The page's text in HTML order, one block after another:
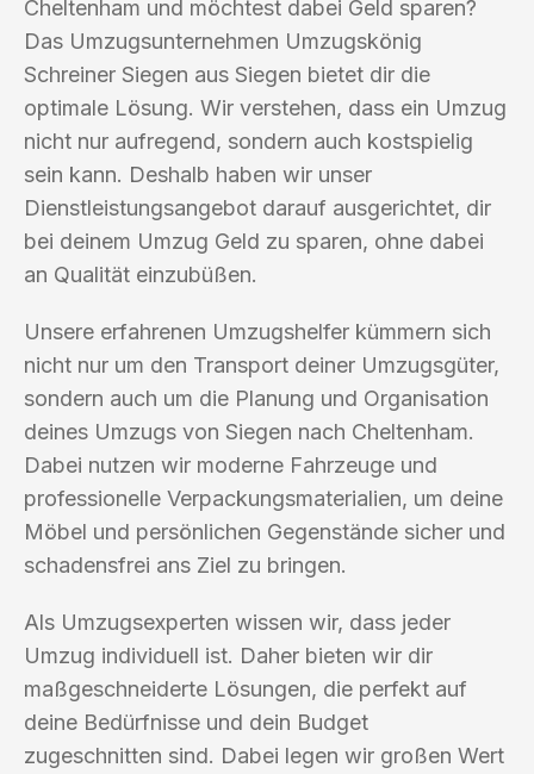
Cheltenham und möchtest dabei Geld sparen?
Das Umzugsunternehmen Umzugskönig
Schreiner Siegen aus Siegen bietet dir die
optimale Lösung. Wir verstehen, dass ein Umzug
nicht nur aufregend, sondern auch kostspielig
sein kann. Deshalb haben wir unser
Dienstleistungsangebot darauf ausgerichtet, dir
bei deinem Umzug Geld zu sparen, ohne dabei
an Qualität einzubüßen.
Unsere erfahrenen Umzugshelfer kümmern sich
nicht nur um den Transport deiner Umzugsgüter,
sondern auch um die Planung und Organisation
deines Umzugs von Siegen nach Cheltenham.
Dabei nutzen wir moderne Fahrzeuge und
professionelle Verpackungsmaterialien, um deine
Möbel und persönlichen Gegenstände sicher und
schadensfrei ans Ziel zu bringen.
Als Umzugsexperten wissen wir, dass jeder
Umzug individuell ist. Daher bieten wir dir
maßgeschneiderte Lösungen, die perfekt auf
deine Bedürfnisse und dein Budget
zugeschnitten sind. Dabei legen wir großen Wert